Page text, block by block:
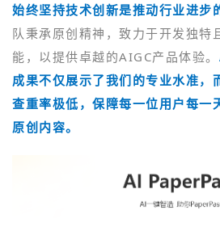
始终坚持技术创新是推动行业进步
队秉承原创精神，致力于开发独特
能，以提供卓越的AIGC产品体验。
成果不仅展示了我们的专业水准，
查重率极低，保障每一位用户每一
原创内容。